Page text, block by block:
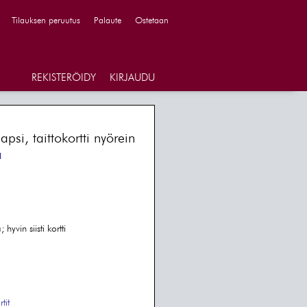
Tilauksen peruutus Palaute Ostetaan
REKISTERÖIDY KIRJAUDU
taittokortti nyörein
hyvin siisti kortti